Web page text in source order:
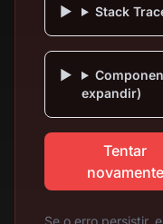
Stack
expandir)
Tentar
novamente
Se o erro persistir,